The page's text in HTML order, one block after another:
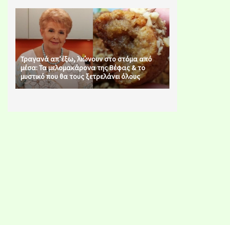
Τραγανά απ’έξω, λιώνουν στο στόμα από
μέσα: Τα μελομακάρονα της Βέφας & το
μυστικό που θα τους ξετρελάνει όλους